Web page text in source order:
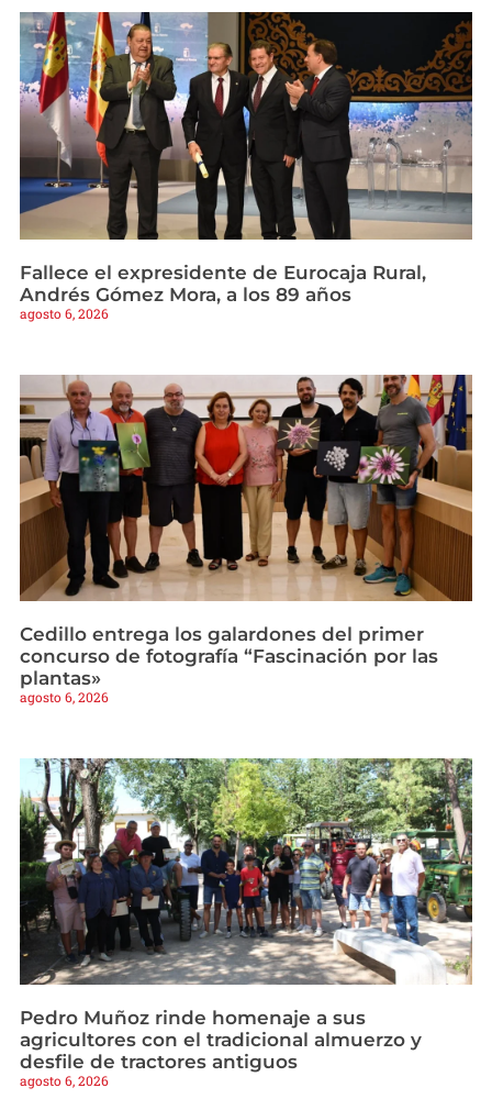
Fallece el expresidente de Eurocaja Rural,
Andrés Gómez Mora, a los 89 años
agosto 6, 2026
Cedillo entrega los galardones del primer
concurso de fotografía “Fascinación por las
plantas»
agosto 6, 2026
Pedro Muñoz rinde homenaje a sus
agricultores con el tradicional almuerzo y
desfile de tractores antiguos
agosto 6, 2026